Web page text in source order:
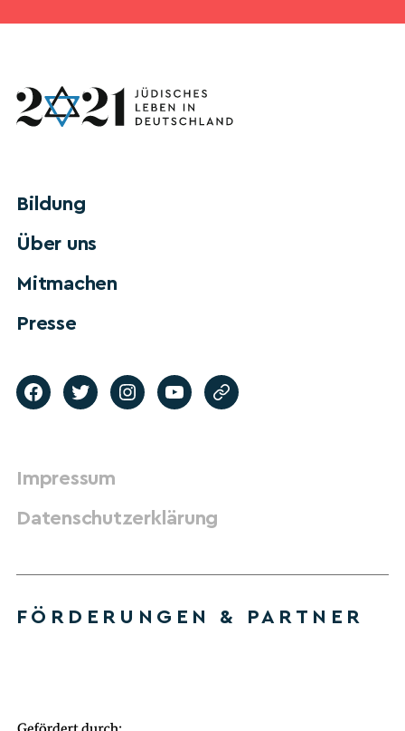
Bildung
Über uns
Mitmachen
Presse
Impressum
Datenschutzerklärung
FÖRDERUNGEN & PARTNER